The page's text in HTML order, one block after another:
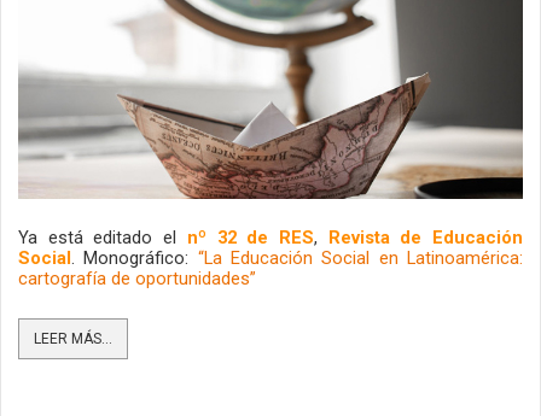
Ya está editado el nº 32 de RES, Revista de Educación
Social. Monográfico: “La Educación Social en Latinoamérica:
cartografía de oportunidades”
LEER MÁS...